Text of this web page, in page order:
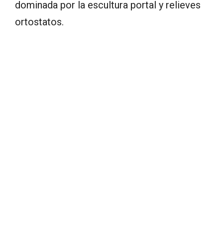
dominada por la escultura portal y relieves
ortostatos.